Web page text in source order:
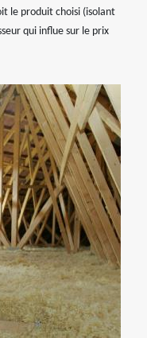
le produit choisi (isolant
qui influe sur le prix